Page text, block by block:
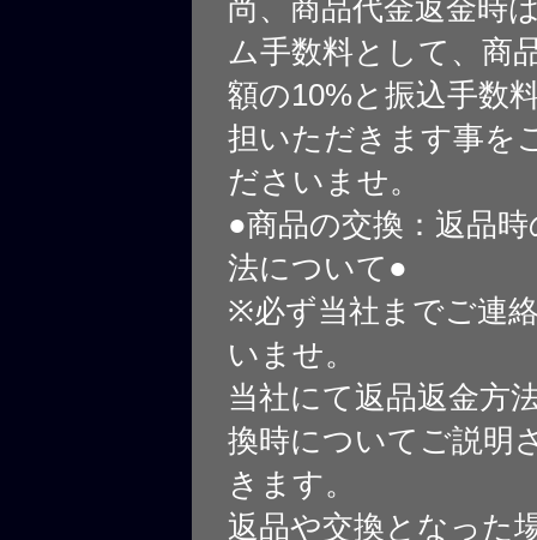
尚、商品代金返金時
ム手数料として、商
額の10%と振込手数
担いただきます事を
ださいませ。
●商品の交換：返品
法について●
※必ず当社までご連
いませ。
当社にて返品返金方
換時についてご説明
きます。
返品や交換となった